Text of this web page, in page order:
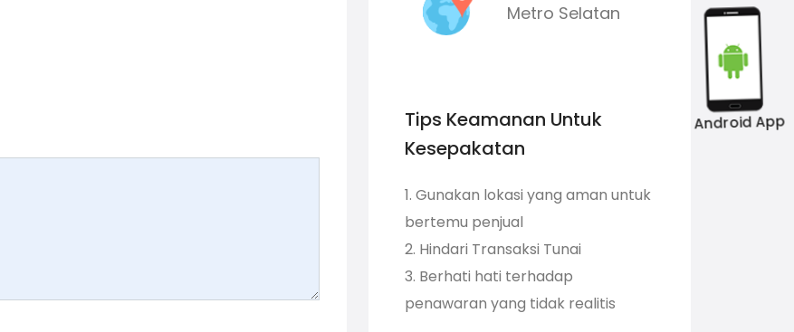
Metro Selatan
Tips Keamanan Untuk
Kesepakatan
1. Gunakan lokasi yang aman untuk
bertemu penjual
2. Hindari Transaksi Tunai
3. Berhati hati terhadap
penawaran yang tidak realitis
Android App